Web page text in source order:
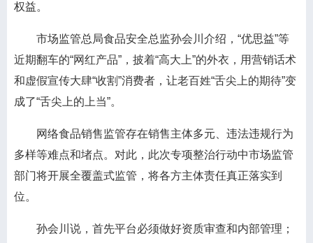
权益。
市场监管总局食品安全总监孙会川介绍，“优思益”等
近期翻车的“网红产品”，披着“高大上”的外衣，用营销话术
和虚假宣传大肆“收割”消费者，让老百姓“舌尖上的期待”变
成了“舌尖上的上当”。
网络食品销售监管存在销售主体多元、违法违规行为
多样等难点和堵点。对此，此次专项整治行动中市场监管
部门将开展全覆盖式监管，将各方主体责任真正落实到
位。
孙会川说，首先平台必须做好资质审查和内部管理；